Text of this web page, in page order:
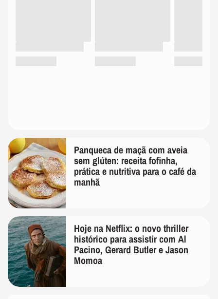
Panqueca de maçã com aveia
sem glúten: receita fofinha,
prática e nutritiva para o café da
manhã
Hoje na Netflix: o novo thriller
histórico para assistir com Al
Pacino, Gerard Butler e Jason
Momoa